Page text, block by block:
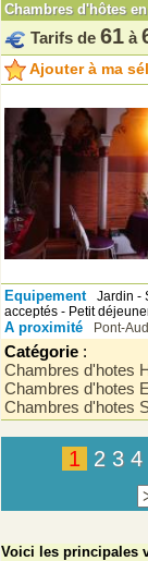
Chambres d'hôtes
Tarifs de 61 à
Ajouter à ma
Equipement
Jardin -
acceptés - Petit
A proximité Pont-
Catégorie :
Chambres d'hotes
Chambres d'hotes
Chambres d'hotes
1 2 3 4
Voici les principales